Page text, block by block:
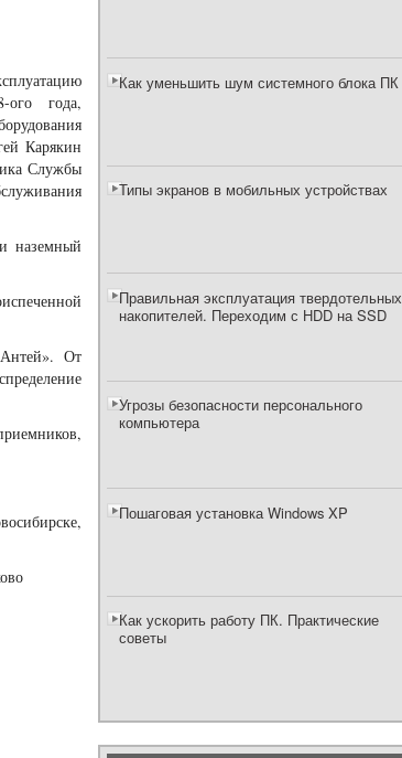
ого года,
Карякин
Службы
наземный
От
Как уменьшить шум системного блока ПК
Типы экранов в мобильных устройствах
Правильная эксплуатация твердотельных
накопителей. Переходим с HDD на SSD
Угрозы безопасности персонального
компьютера
Пошаговая установка Windows XP
Как ускорить работу ПК. Практические
советы